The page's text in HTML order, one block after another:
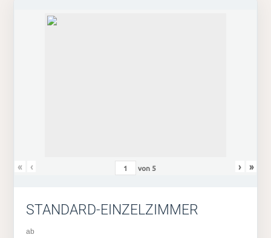
« ‹ von 5 › »
STANDARD-EINZELZIMMER
ab